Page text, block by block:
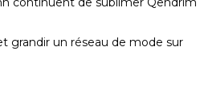
grandir un réseau de mode sur